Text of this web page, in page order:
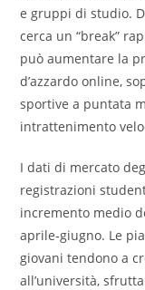
e gruppi di studio.
cerca un “break”
può aumentare la
d’azzardo online,
sportive a puntata
intrattenimento
I dati di mercato
registrazioni
incremento medio
aprile‑giugno. Le
giovani tendono a
all’università,